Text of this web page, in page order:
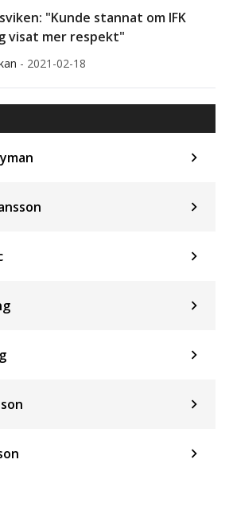
"Kunde stannat om IFK
visat mer respekt"
- 2021-02-18